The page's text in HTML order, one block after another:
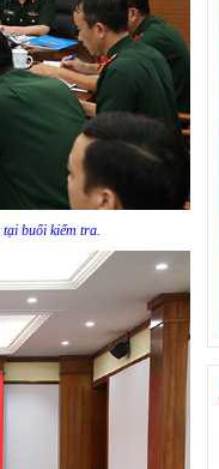
buổi kiểm tra.